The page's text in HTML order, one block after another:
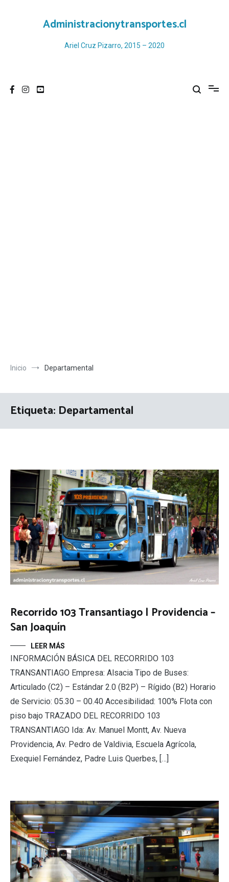
Administracionytransportes.cl
Ariel Cruz Pizarro, 2015 – 2020
Inicio Departamental
Etiqueta: Departamental
Recorrido 103 Transantiago | Providencia –
San Joaquín
LEER MÁS
INFORMACIÓN BÁSICA DEL RECORRIDO 103
TRANSANTIAGO Empresa: Alsacia Tipo de Buses:
Articulado (C2) – Estándar 2.0 (B2P) – Rígido (B2) Horario
de Servicio: 05.30 – 00.40 Accesibilidad: 100% Flota con
piso bajo TRAZADO DEL RECORRIDO 103
TRANSANTIAGO Ida: Av. Manuel Montt, Av. Nueva
Providencia, Av. Pedro de Valdivia, Escuela Agrícola,
Exequiel Fernández, Padre Luis Querbes, […]